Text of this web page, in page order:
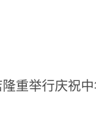
重举行庆祝